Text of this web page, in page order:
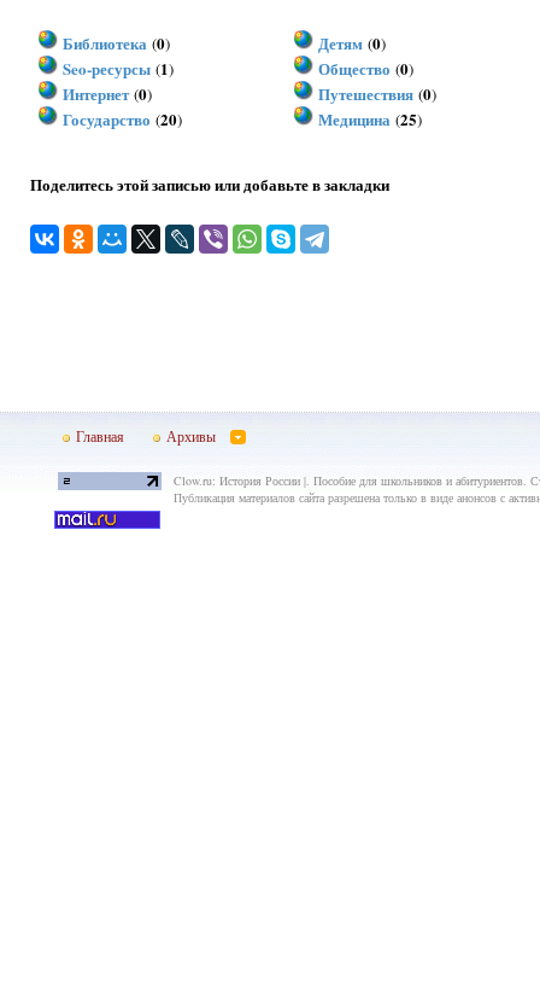
Библиотека (0) Детям (0)
Seo-ресурсы (1) Общество (0)
Интернет(0) Путешествия (0)
Государство (20) Медицина (25)
Поделитесь этой записью или добавьте в закладки
Главная Архивы
Clow.ru: История России |. Пособие для школьников и абитуриентов.
Публикация материалов сайта разрешена только в виде анонсов с